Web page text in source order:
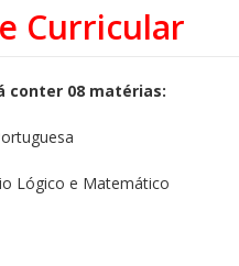
Curricular
conter 08 matérias:
Lógico e Matemático